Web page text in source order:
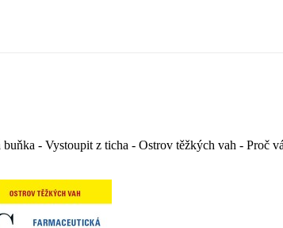
- Vystoupit z ticha - Ostrov těžkých vah - Proč